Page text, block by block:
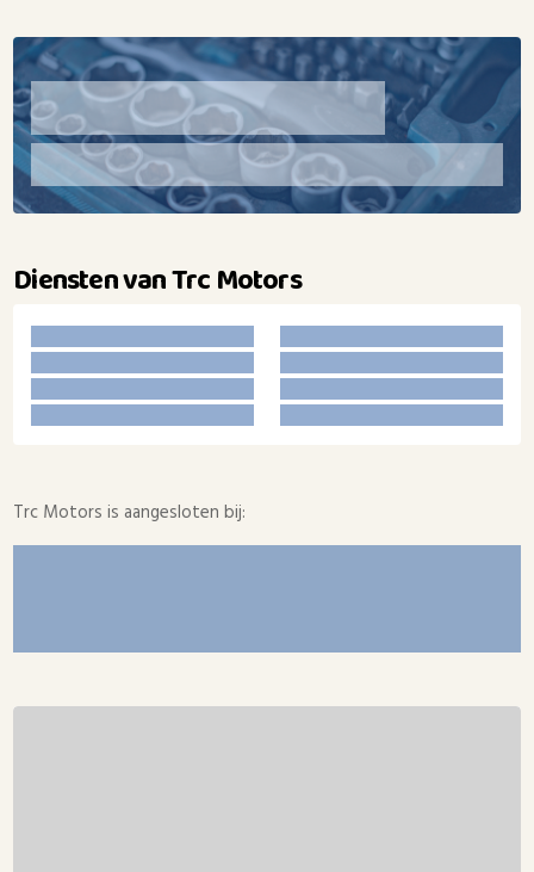
Diensten van Trc Motors
Trc Motors is aangesloten bij: